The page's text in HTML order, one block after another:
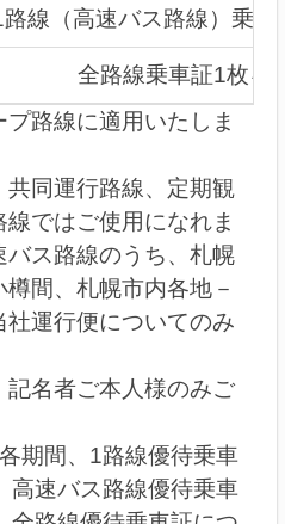
路線（高速バス路線）乗
全路線乗車証1枚を
路線に適用いたしま
同運行路線、定期観
ではご使用になれま
ス路線のうち、札幌
間、札幌市内各地－
運行便についてのみ
記名者ご本人様のみご
期間、1路線優待乗車
高速バス路線優待乗車